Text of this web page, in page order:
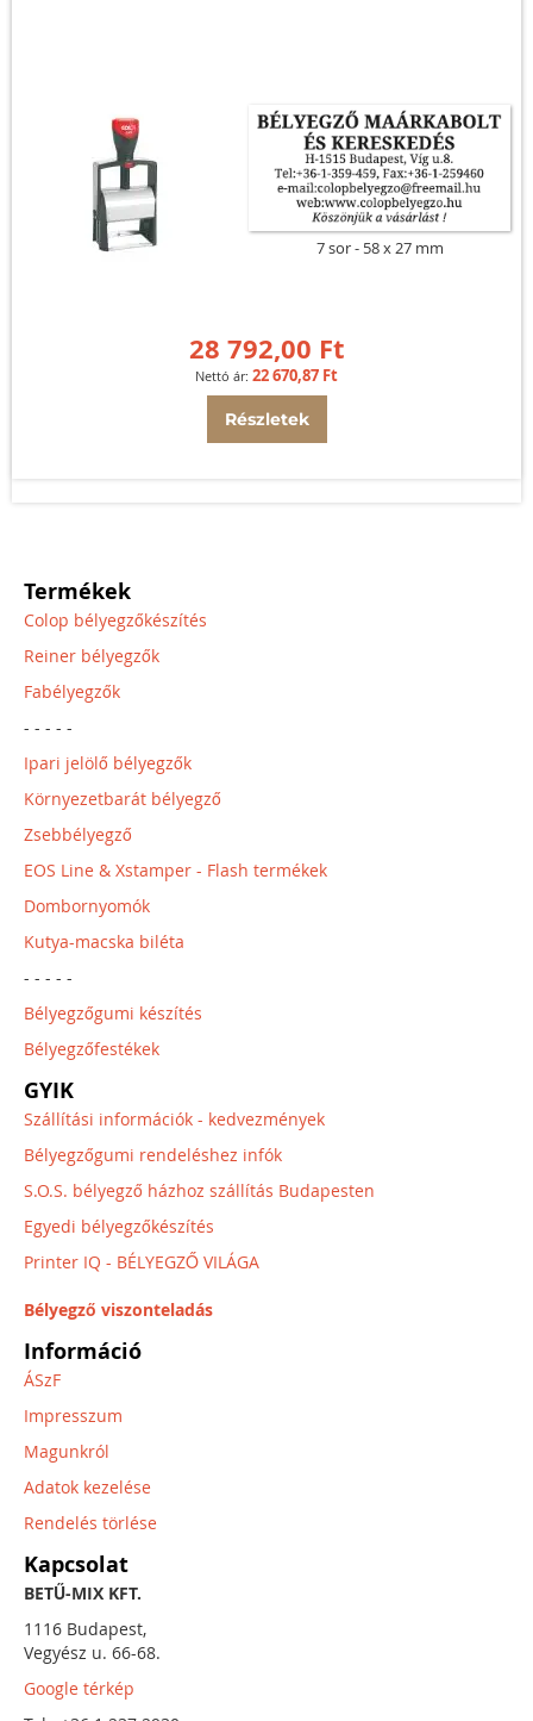
7 sor 58 x 27 mm
28 792,00 Ft
22 670,87 Ft
Részletek
Termékek
Colop bélyegzőkészítés
Reiner bélyegzők
Fabélyegzők
- - - - -
Ipari jelölő bélyegzők
Környezetbarát bélyegző
Zsebbélyegző
EOS Line & Xstamper - Flash termékek
Dombornyomók
Kutya-macska biléta
- - - - -
Bélyegzőgumi készítés
Bélyegzőfestékek
GYIK
Szállítási információk - kedvezmények
Bélyegzőgumi rendeléshez infók
S.O.S. bélyegző házhoz szállítás Budapesten
Egyedi bélyegzőkészítés
Printer IQ - BÉLYEGZŐ VILÁGA
Bélyegző viszonteladás
Információ
ÁSzF
Impresszum
Magunkról
Adatok kezelése
Rendelés törlése
Kapcsolat
BETŰ-MIX KFT.
1116 Budapest,
Vegyész u. 66-68.
Google térkép